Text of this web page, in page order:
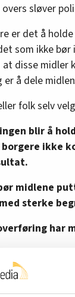
sløver
er det å
som ikke
at disse midler
er å dele
folk selv
blir å
borgere ikke
midlene
sterke
har
av en
råd da folk